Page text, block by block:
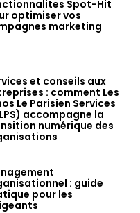
Spot-Hit
optimiser vos
marketing
et conseils aux
: comment Les
Le Parisien Services
accompagne la
numérique des
: guide
pour les